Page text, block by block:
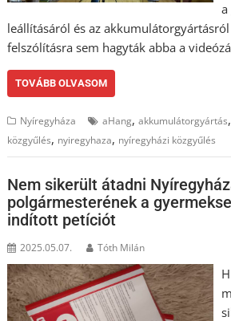
a
leállításáról és az
felszólításra sem hagyták abba a
TOVÁBB OLVASOM
Nyíregyháza aHang,akkumulátorgyártás
közgyűlés, nyiregyhaza, nyíregyházi közgyűlés
Nem sikerült átadni
polgármesterének a
indított petíciót
2025.05.07. Tóth Milán